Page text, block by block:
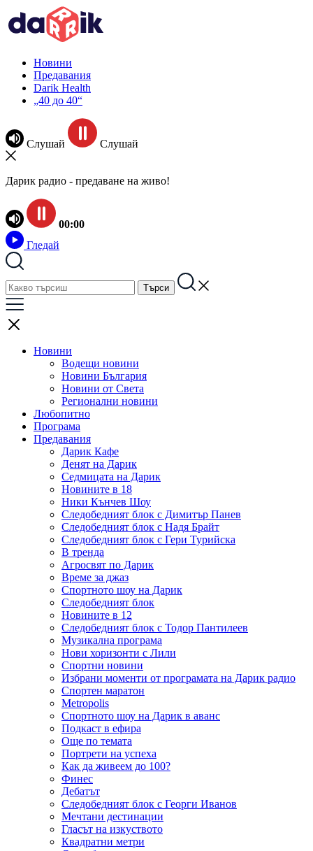
Новини
Предавания
Darik Health
„40 до 40“
Слушай Слушай
Дарик радио - предаване на живо!
00:00
Гледай
Новини
Водещи новини
Новини България
Новини от Света
Регионални новини
Любопитно
Програма
Предавания
Дарик Кафе
Денят на Дарик
Седмицата на Дарик
Новините в 18
Ники Кънчев Шоу
Следобедният блок с Димитър Панев
Следобедният блок с Надя Брайт
Следобедният блок с Гери Турийска
В тренда
Агросвят по Дарик
Време за джаз
Спортното шоу на Дарик
Следобедният блок
Новините в 12
Следобедният блок с Тодор Пантилеев
Музикална програма
Нови хоризонти с Лили
Спортни новини
Избрани моменти от програмата на Дарик радио
Спортен маратон
Metropolis
Спортното шоу на Дарик в аванс
Подкаст в ефира
Още по темата
Портрети на успеха
Как да живеем до 100?
Финес
Дебатът
Следобедният блок с Георги Иванов
Мечтани дестинации
Гласът на изкуството
Квадратни метри